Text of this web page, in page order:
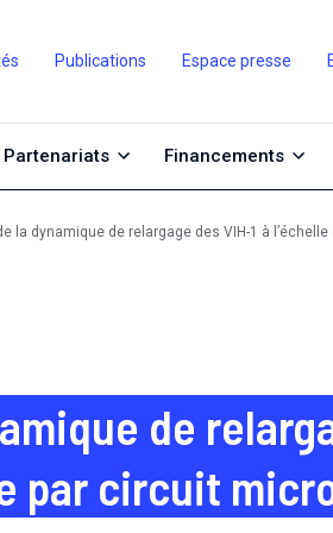
Publications Espace presse
Partenariats Financements
la dynamique de relargage des VIH-1 à
de
par circuit